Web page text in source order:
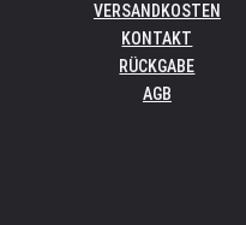
VERSANDKOSTEN
KONTAKT
RÜCKGABE
AGB